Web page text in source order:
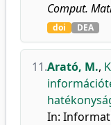
Comput.
doi DEA
11.Arató, M.,
In: